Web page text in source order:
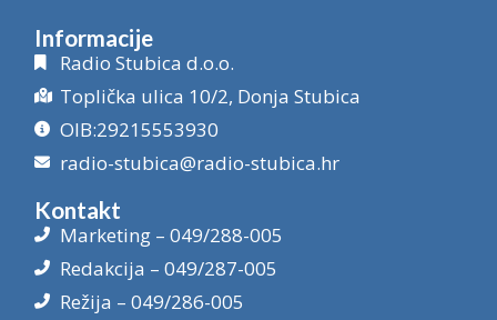
Informacije
Radio Stubica d.o.o.
Toplička ulica 10/2, Donja Stubica
OIB:29215553930
radio-stubica@radio-stubica.hr
Kontakt
Marketing – 049/288-005
Redakcija – 049/287-005
Režija – 049/286-005